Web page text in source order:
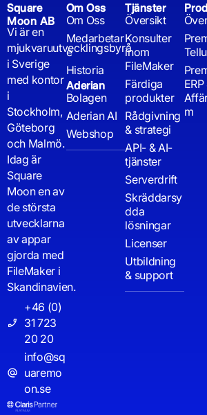
Square
Moon AB
Vi är en
mjukvaruutvecklingsbyrå
i Sverige
med kontor
i
Stockholm,
Göteborg
och Malmö.
Idag är
Square
Moon en av
de största
utvecklarna
av appar
gjorda med
FileMaker i
Skandinavien.
+46 (0)
31 723
20 20
info@sq
uaremo
on.se
Om Oss
Om Oss
Medarbetar
e
Historia
Aderian
Bolagen
Aderian AI
Webshop
Tjänster
Översikt
Konsulter
inom
FileMaker
Färdiga
produkter
Rådgivning
& strategi
API- & AI-
tjänster
Serverdrift
Skräddarsy
dda
lösningar
Licenser
Utbildning
& support
ERP
m